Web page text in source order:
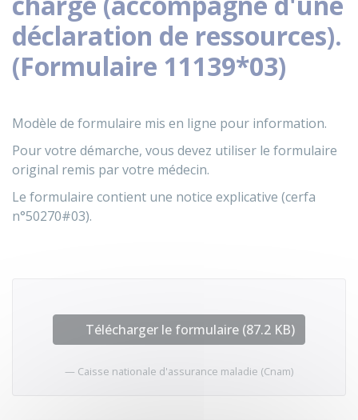
déclaration de ressources).
(Formulaire 11139*03)
Modèle de formulaire mis en ligne pour information.
Pour votre démarche, vous devez utiliser le formulaire
original remis par votre médecin.
Le formulaire contient une notice explicative (cerfa
n°50270#03).
Télécharger le formulaire (87.2 KB)
Caisse nationale d'assurance maladie (Cnam)